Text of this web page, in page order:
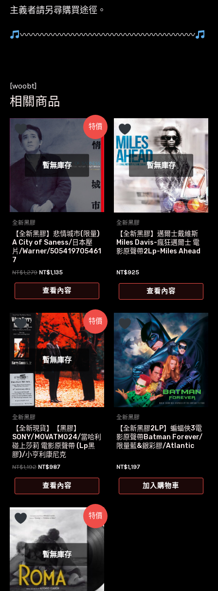
主義者請另尋購買途徑。
〰〰〰〰〰〰〰〰〰〰〰〰〰〰〰〰〰〰〰〰
[woobt]
相關商品
特價
暫無庫存
全新黑膠
【全新黑膠】悲情城市(限量)
A City of Saness/日本壓
片/Warner/505419705461
7
NT$1,279 原
價
格：
NT$1,135目
價
格：
查看內容
暫無庫存
全新黑膠
【全新黑膠】邁爾士戴維斯
Miles Davis-瘋狂邁爾士 電
影原聲帶2Lp-Miles Ahead
NT$925
查看內容
特價
暫無庫存
全新黑膠
【全新現貨】【黑膠】
SONY/MOVATM024/當哈利
碰上莎莉 電影原聲帶 (Lp黑
膠)/小亨利康尼克
NT$1,192 原
價
格：
NT$987目
價
格：
查看內容
全新黑膠
【全新黑膠2LP】蝙蝠俠3電
影原聲帶Batman Forever/
限量藍&銀彩膠/Atlantic
NT$1,197
加入購物車
特價
暫無庫存